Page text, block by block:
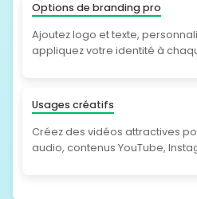
Options de branding pro
Ajoutez logo et texte,
appliquez votre identité à
Usages créatifs
Créez des vidéos attractives
audio, contenus YouTube,